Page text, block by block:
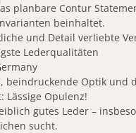
planbare Contur
beinhaltet.
und Detail verliebte
Lederqualitäten
beindruckende Optik und
Lässige Opulenz!
gutes Leder –
sucht.